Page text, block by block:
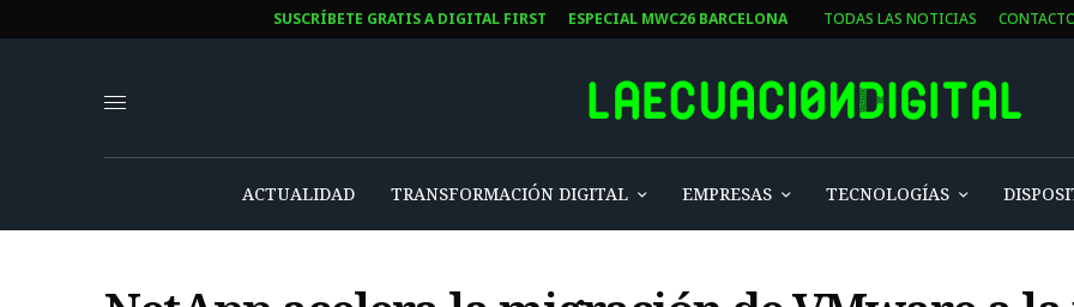
SUSCRÍBETE GRATIS A DIGITAL FIRST ESPECIAL MWC26 BARCELONA TODAS LAS NOTICIAS
ACTUALIDAD TRANSFORMACIÓN DIGITAL EMPRESAS TECNOLOGÍAS